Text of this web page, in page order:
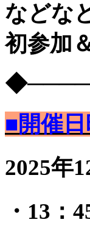
などな
初参加
■開催
2025年
・13：